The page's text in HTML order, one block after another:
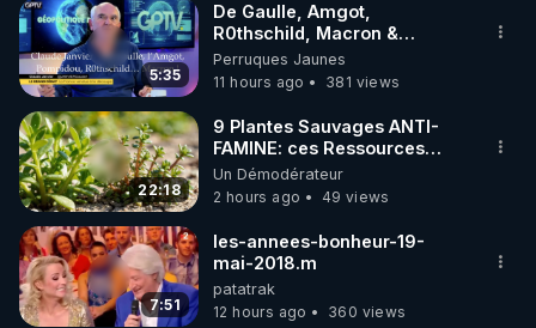
5:35
De Gaulle, Amgot,
R0thschild, Macron &
Pompidou… Macron Claude
Janvier, GPTV, 18 X 2024
Perruques Jaunes
11 hours ago
381 views
22:18
9 Plantes Sauvages ANTI-
FAMINE: ces Ressources
JARDIN&des Haies
Un Démodérateur
2 hours ago
49 views
7:51
les-annees-bonheur-19-
mai-2018.m
patatrak
12 hours ago
360 views